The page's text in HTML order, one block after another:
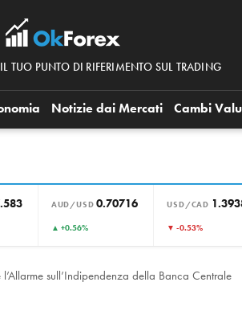
TUO PUNTO DI RIFERIMENTO SUL TRADING
Notizie dai Mercati Cambi
AUD/USD 0.70716
▲ +0.56%
USD/CAD
▼ -0.53%
sull’Indipendenza della Banca Centrale